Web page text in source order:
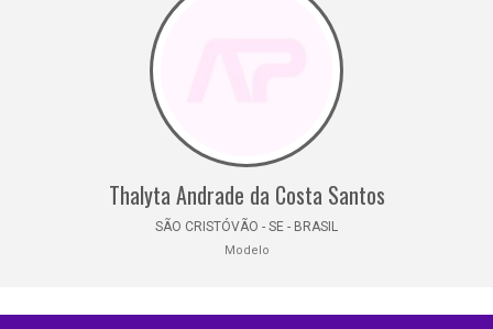
Thalyta Andrade da Costa Santos
SÃO CRISTÓVÃO - SE - BRASIL
Modelo